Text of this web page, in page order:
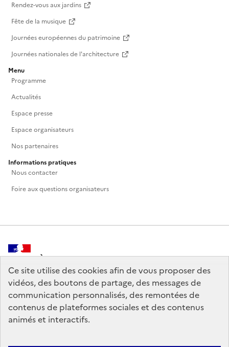
Ce site utilise des cookies afin de vous proposer des
vidéos, des boutons de partage, des messages de
communication personnalisés, des remontées de
contenus de plateformes sociales et des contenus
animés et interactifs.
Rendez-vous aux jardins
Fête de la musique
Journées européennes du patrimoine
Journées nationales de l'architecture
Menu
Programme
Actualités
Espace presse
Espace organisateurs
Nos partenaires
Informations pratiques
Nous contacter
Foire aux questions organisateurs
MINISTÈRE
DE LA CULTURE
legifrance.gouv.fr
service-public.gouv.fr
data.gouv.fr